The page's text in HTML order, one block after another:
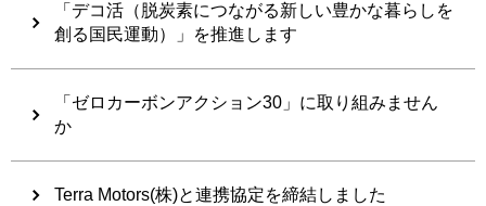
「デコ活（脱炭素につながる新しい豊かな暮らしを
創る国民運動）」を推進します
「ゼロカーボンアクション30」に取り組みません
か
Terra Motors(株)と連携協定を締結しました